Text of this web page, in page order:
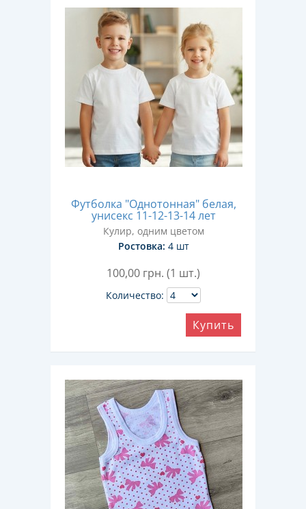
Футболка "Однотонная" белая,
унисекс 11-12-13-14 лет
Кулир, одним цветом
Ростовка: 4 шт
100,00 грн. (1 шт.)
Количество:
Купить